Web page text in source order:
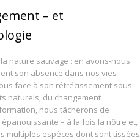
– et
nature sauvage : en avons-nous
son absence dans nos vies
face à son rétrécissement sous
naturels, du changement
nous tâcherons de
– à la fois la nôtre et,
multiples espèces dont sont tissées